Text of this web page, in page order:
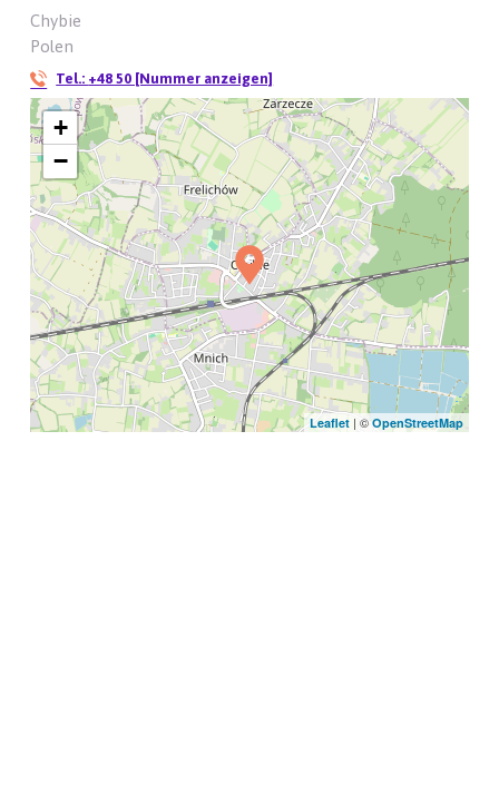
Chybie
Polen
Tel.: +48 50 [Nummer anzeigen]
+
−
Leaflet| ©OpenStreetMap